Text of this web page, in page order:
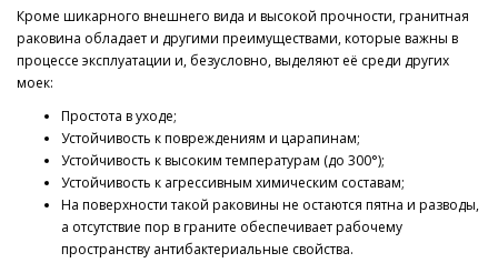
Кроме шикарного внешнего вида и высокой прочности, гранитная
раковина обладает и другими преимуществами, которые важны в
процессе эксплуатации и, безусловно, выделяют её среди других
моек:
Простота в уходе;
Устойчивость к повреждениям и царапинам;
Устойчивость к высоким температурам (до 300°);
Устойчивость к агрессивным химическим составам;
На поверхности такой раковины не остаются пятна и разводы,
а отсутствие пор в граните обеспечивает рабочему
пространству антибактериальные свойства.